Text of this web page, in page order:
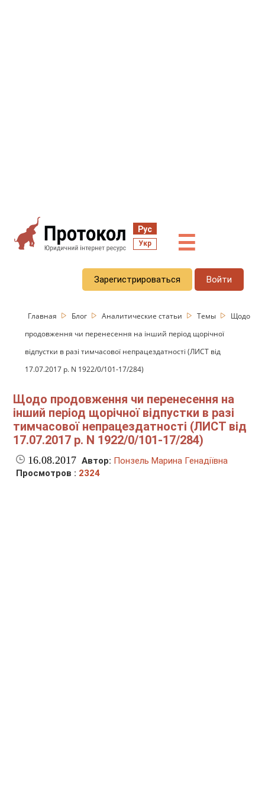
Рус
Укр ☰
Зарегистрироваться Войти
Главная Блог Аналитические статьи Темы
Щодо
продовження чи перенесення на інший період щорічної
відпустки в разі тимчасової непрацездатності (ЛИСТ від
17.07.2017 р. N 1922/0/101-17/284)
Щодо продовження чи перенесення на
інший період щорічної відпустки в разі
тимчасової непрацездатності (ЛИСТ від
17.07.2017 р. N 1922/0/101-17/284)
16.08.2017 Автор: Понзель Марина Генадіївна
Просмотров : 2324